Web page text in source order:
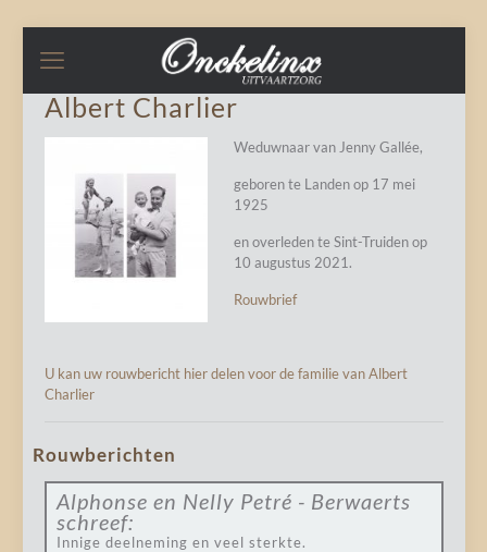
Albert Charlier
Weduwnaar van Jenny Gallée,
geboren te Landen op 17 mei
1925
en overleden te Sint-Truiden op
10 augustus 2021.
Rouwbrief
U kan uw rouwbericht hier delen voor de familie van Albert
Charlier
Rouwberichten
Alphonse en Nelly Petré - Berwaerts
schreef:
Innige deelneming en veel sterkte.